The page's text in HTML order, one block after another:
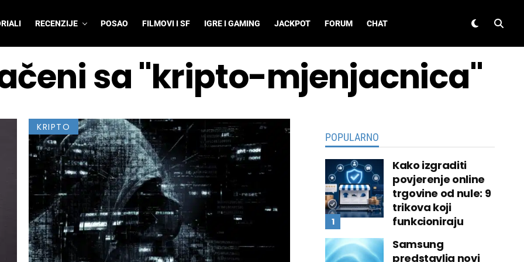
RECENZIJE POSAO FILMOVI I SF IGRE I GAMING JACKPOT FORUM CHAT
sa "kripto-mjenjacnica"
KRIPTO
POPULARNO
Kako izgraditi
povjerenje online
trgovine od nule: 9
trikova koji
funkcioniraju
Samsung
predstavlja novi